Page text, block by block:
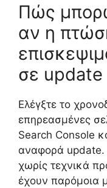
Πώς
αν η
σε update
Ελέγξτε το
επηρεασμένες
Search Console
αναφορά update.
χωρίς τεχνικά
έχουν παρόμοια